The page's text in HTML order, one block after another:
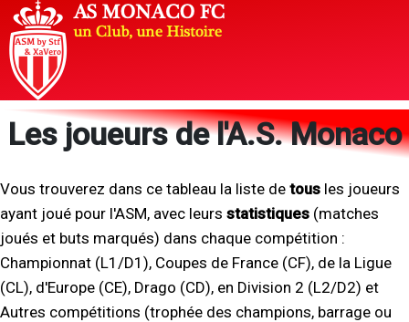
Les joueurs de l'A.S. Monaco
Vous trouverez dans ce tableau la liste de tous les joueurs
ayant joué pour l'ASM, avec leurs statistiques (matches
joués et buts marqués) dans chaque compétition :
Championnat (L1/D1), Coupes de France (CF), de la Ligue
(CL), d'Europe (CE), Drago (CD), en Division 2 (L2/D2) et
Autres compétitions (trophée des champions, barrage ou